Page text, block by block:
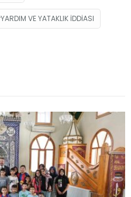
YARDIM VE YATAKLIK IDDIASI